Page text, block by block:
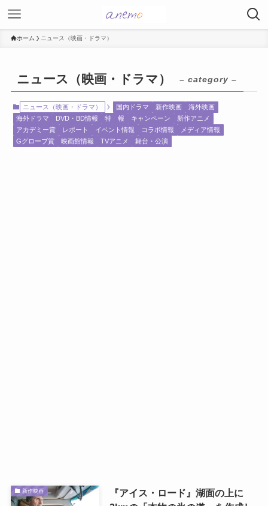
ホーム ニュース（映画・ドラマ）
ニュース（映画・ドラマ） – category –
ニュース（映画・ドラマ） 国内ドラマ 新作映画
海外映画
海外ドラマ
DVD・BD情報 特 報 キャンペーン
新作アニメ
アカデミー賞
レポート イベント情報 コラボ情報
メディア情報
Gグローブ賞
映画館情報 TVアニメ 舞台・公演
新作映画
『アイス・ロード』湖面の上に